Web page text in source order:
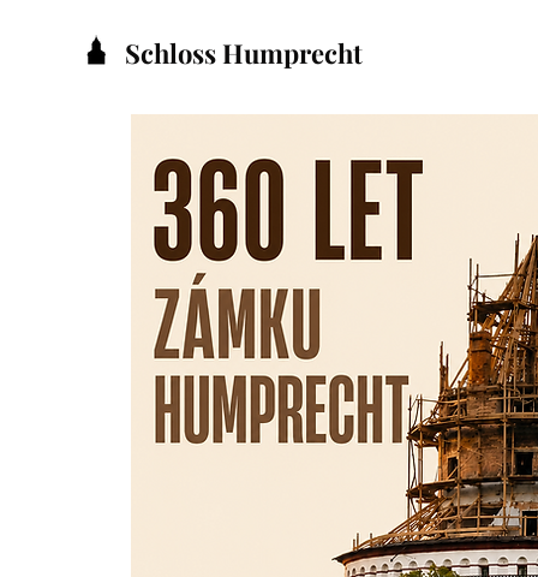
Schloss Humprecht